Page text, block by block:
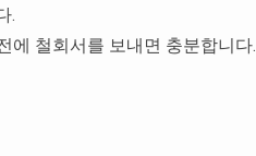
.
에 철회서를 보내면 충분합니다.